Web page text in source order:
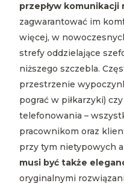
przepływ komunikacji
zagwarantować im
więcej, w
strefy oddzielające
niższego szczebla.
przestrzenie
pograć w piłkarzyki)
telefonowania –
pracownikom oraz
przy tym nietypowych
musi być także
oryginalnymi